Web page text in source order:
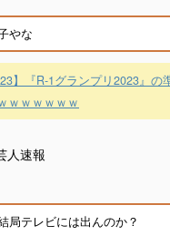
やな
】『R-1グランプリ2023』の
ｗｗｗｗｗｗ
人速報
局テレビには出んのか？